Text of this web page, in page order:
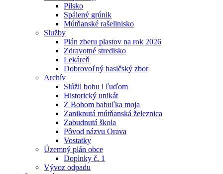
Pilsko
Spálený grúnik
Mútňanské rašelinisko
Služby
Plán zberu plastov na rok 2026
Zdravotné stredisko
Lekáreň
Dobrovoľný hasičský zbor
Archív
Slúžil bohu i ľuďom
Historický unikát
Z Bohom babuľka moja
Zaniknutá mútňanská železnica
Zabudnutá škola
Pôvod názvu Orava
Vostatky
Územný plán obce
Doplnky č. 1
Vývoz odpadu